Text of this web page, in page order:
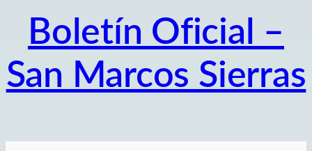
Boletín Oficial –
San Marcos Sierras